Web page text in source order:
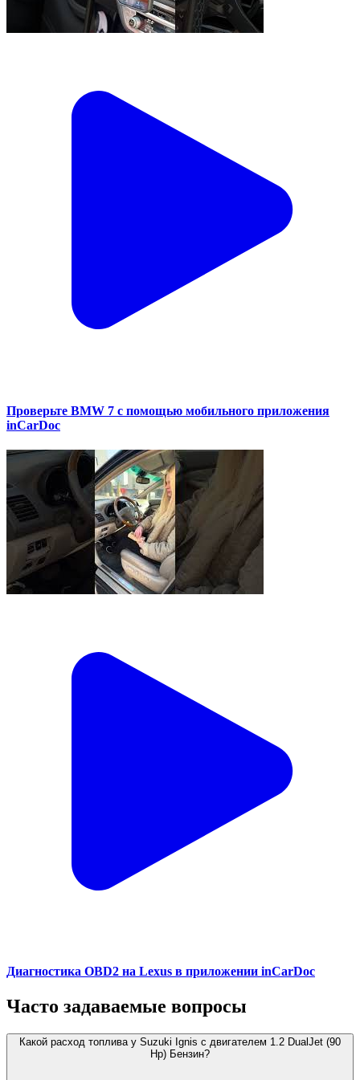
Проверьте BMW 7 с помощью мобильного приложения
inCarDoc
Диагностика OBD2 на Lexus в приложении inCarDoc
Часто задаваемые вопросы
Какой расход топлива у Suzuki Ignis с двигателем 1.2 DualJet (90
Hp) Бензин?